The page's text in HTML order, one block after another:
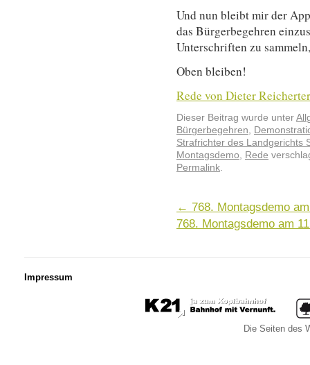
Und nun bleibt mir der
das Bürgerbegehren
Unterschriften zu
Oben bleiben!
Rede von Dieter
Dieser Beitrag wurde unter
Bürgerbegehren,
Strafrichter des Landgerichts
Montagsdemo, Rede
Permalink.
← 768. Montagsdemo
768. Montagsdemo am
Impressum
Die Seiten des